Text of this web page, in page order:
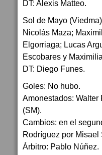
DT: Alexis Matteo.
Sol de Mayo
Nicolás Maza;
Elgorriaga; Lucas
Escobares y
DT: Diego Funes.
Goles: No hubo.
Amonestados:
(SM).
Cambios: en el
Rodríguez por Misael
Árbitro: Pablo Núñez.